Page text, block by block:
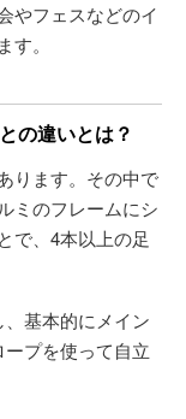
やフェスなどのイ
。
の違いとは？
ります。その中で
ミのフレームにシ
で、4本以上の足
基本的にメイン
プを使って自立